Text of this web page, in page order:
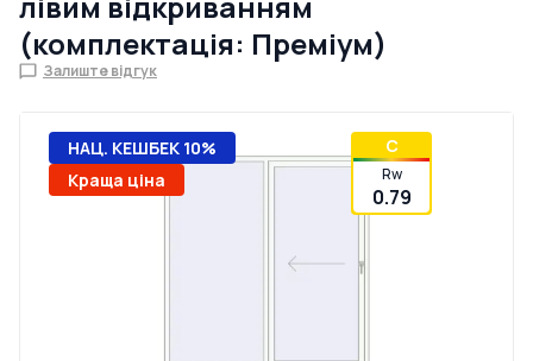
(комплектація: Преміум)
Залиште відгук
НАЦ. КЕШБЕК 10%
Краща ціна
C
Rw
0.79